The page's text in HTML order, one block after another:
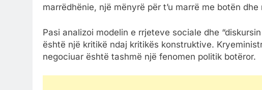
marrëdhënie, një mënyrë për t’u marrë me botën dhe
Pasi analizoi modelin e rrjeteve sociale dhe
është një kritikë ndaj kritikës konstruktive.
negociuar është tashmë një fenomen politik botëror.